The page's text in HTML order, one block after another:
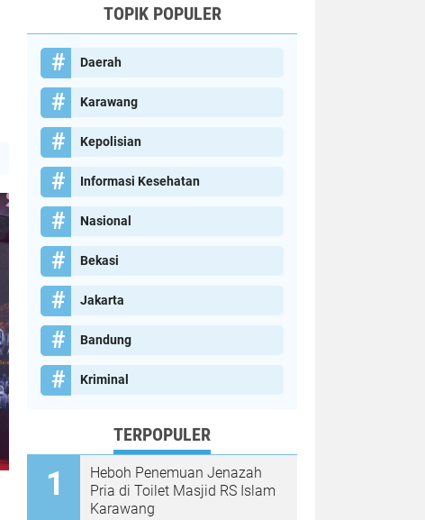
TOPIK POPULER
Daerah
Karawang
Kepolisian
Informasi Kesehatan
Nasional
Bekasi
Jakarta
Bandung
Kriminal
TERPOPULER
Heboh Penemuan Jenazah
Pria di Toilet Masjid RS Islam
Karawang